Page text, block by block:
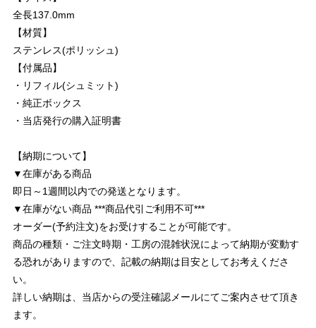
全長137.0mm
【材質】
ステンレス(ポリッシュ)
【付属品】
・リフィル(シュミット)
・純正ボックス
・当店発行の購入証明書
【納期について】
▼在庫がある商品
即日～1週間以内での発送となります。
▼在庫がない商品 ***商品代引ご利用不可***
オーダー(予約注文)をお受けすることが可能です。
商品の種類・ご注文時期・工房の混雑状況によって納期が変動す
る恐れがありますので、記載の納期は目安としてお考えくださ
い。
詳しい納期は、当店からの受注確認メールにてご案内させて頂き
ます。